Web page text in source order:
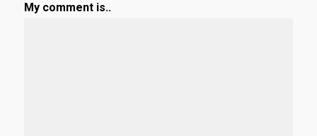
My comment is..